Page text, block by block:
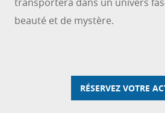
transportera dans un univers
beauté et de mystère.
RÉSERVEZ VOTRE